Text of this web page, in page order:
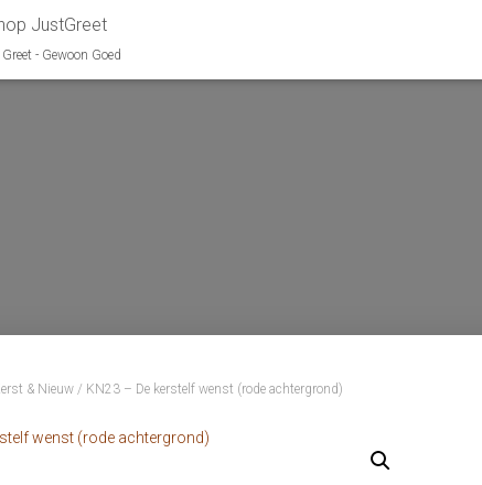
JustGreet
- Gewoon Goed
& Nieuw / KN23 – De kerstelf wenst (rode achtergrond)